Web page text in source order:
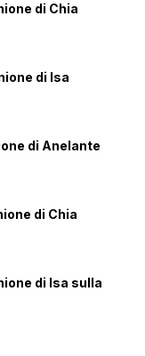
di Chia
di Isa
di Anelante
di Chia
di Isa sulla